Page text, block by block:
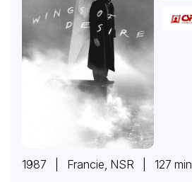
1987 | Francie, NSR | 127 min